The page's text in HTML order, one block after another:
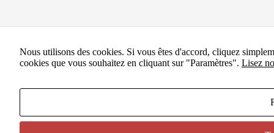
Nous utilisons des cookies. Si vous êtes d'accord, cliquez
cookies que vous souhaitez en cliquant sur "Paramètres". Lisez